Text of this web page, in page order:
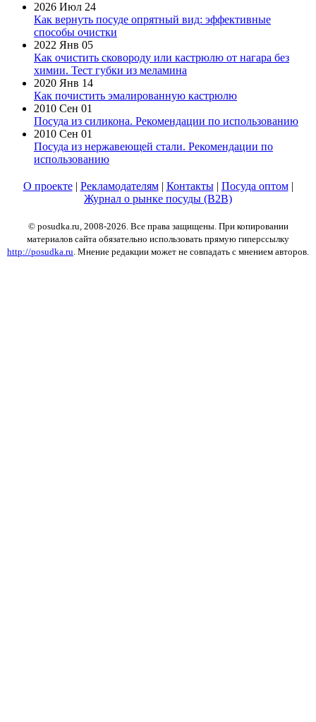
2026 Июл 24
Как вернуть посуде опрятный вид: эффективные
способы очистки
2022 Янв 05
Как очистить сковороду или кастрюлю от нагара без
химии. Тест губки из меламина
2020 Янв 14
Как почистить эмалированную кастрюлю
2010 Сен 01
Посуда из силикона. Рекомендации по использованию
2010 Сен 01
Посуда из нержавеющей стали. Рекомендации по
использованию
О проекте| Рекламодателям| Контакты| Посуда оптом|
Журнал о рынке посуды (B2B)
© posudka.ru, 2008-2026. Все права защищены. При копировании
материалов сайта обязательно использовать прямую гиперссылку
http://posudka.ru. Мнение редакции может не совпадать с мнением авторов.